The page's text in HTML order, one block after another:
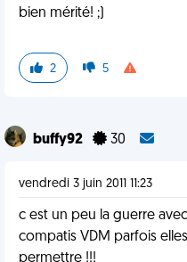
bien mérité! ;)
2 5
buffy92 30
vendredi 3 juin 2011 11:23
c est un peu la guerre
compatis VDM parfois
permettre !!!